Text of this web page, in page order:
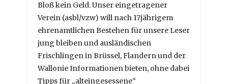
Bloß kein Geld. Unser eingetragener
Verein (asbl/vzw) will nach 17jährigem
ehrenamtlichen Bestehen für unsere Leser
jung bleiben und ausländischen
Frischlingen in Brüssel, Flandern und der
Wallonie Informationen bieten, ohne dabei
Tipps für „alteingesessene“